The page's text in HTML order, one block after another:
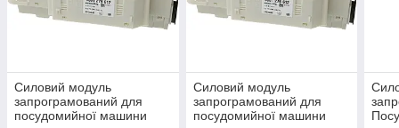
Силовий модуль
запрограмований для
посудомийної машини
Силовий модуль
запрограмований для
посудомийної машини